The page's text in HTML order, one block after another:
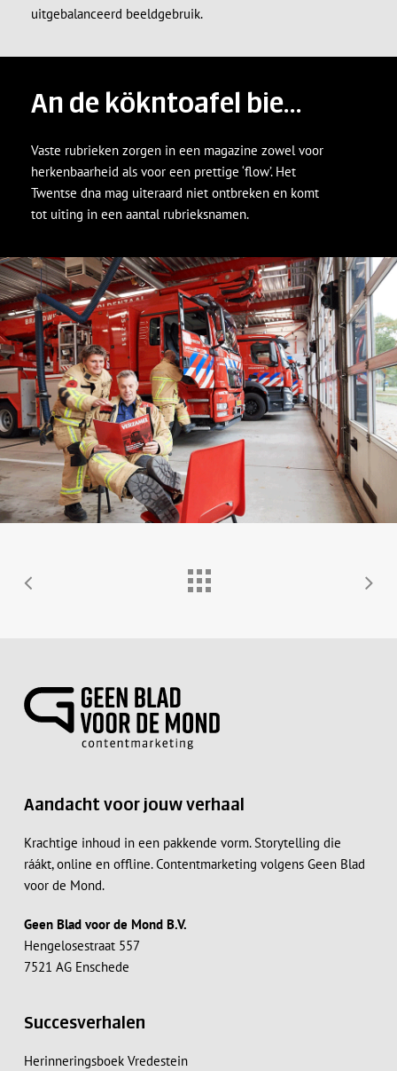
Geen producten in de
winkelwagen.
Ga Naar Winkel
uitgebalanceerd beeldgebruik.
An de kökntoafel bie…
Vaste rubrieken zorgen in een magazine zowel voor
herkenbaarheid als voor een prettige ‘flow’. Het
Twentse dna mag uiteraard niet ontbreken en komt
tot uiting in een aantal rubrieksnamen.
Aandacht voor jouw verhaal
Krachtige inhoud in een pakkende vorm. Storytelling die
ráákt, online en offline. Contentmarketing volgens Geen Blad
voor de Mond.
Geen Blad voor de Mond B.V.
Hengelosestraat 557
7521 AG Enschede
Succesverhalen
Herinneringsboek Vredestein